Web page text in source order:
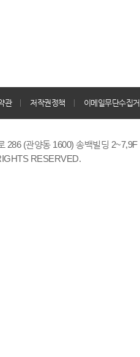
관 저작권정책 이메일무단수집
286 (관양동 1600) 송백빌딩
RESERVED.